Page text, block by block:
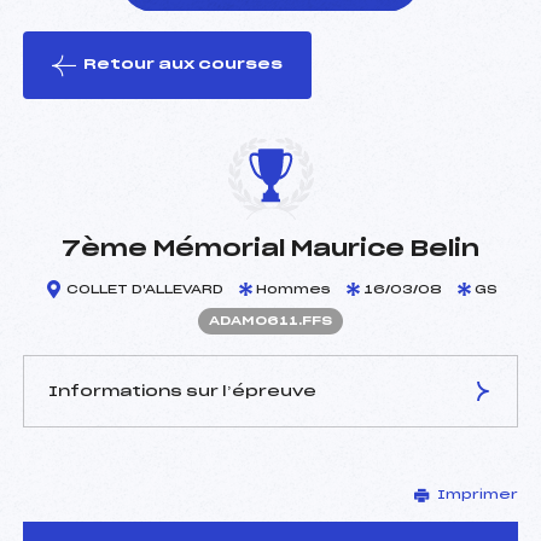
le ski
Retour aux courses
7ème Mémorial Maurice Belin
COLLET D'ALLEVARD Hommes 16/03/08 GS
ADAM0611.FFS
Informations sur l’épreuve
FEMY ROLAND (DA)
Arbitre :
GUILLOT PATRIQUE
Imprimer